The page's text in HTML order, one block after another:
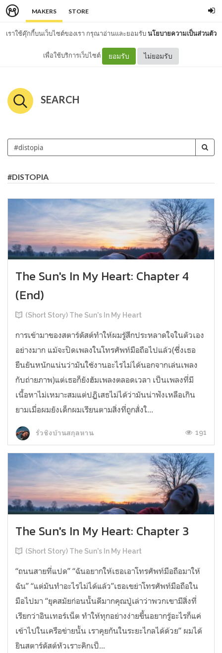
MAKERS STORE
เราใช้คุ๊กกี้บนเว็บไซต์ของเรา กรุณาอ่านและยอมรับนโยบายความเป็นส่วนตัว
เพื่อใช้บริการเว็บไซต์ ยอมรับ ไม่ยอมรับ
SEARCH
#DISTOPIA
The Sun's In My Heart: Chapter 4
(End)
(Short Story) The Sun's In My Heart
การเข้ามาของสตาร์ดัสต์ทำให้ผมรู้สึกประหลาดใจในตัวเอง
อย่างมาก แม้จะปิดเพลงในโทรศัพท์มือถือไปแล้ว(ซึ่งเธอ
ยืนยันหนักแน่นว่ามันใช้งานอะไรไม่ได้นอกจากเล่นเพลง
กับถ่ายภาพ)แต่เธอก็ยังฮัมเพลงตลอดเวลา เป็นเพลงที่มี
เนื้อหาไม่เหมาะสมแต่ปฏิเสธไม่ได้ว่ามันน่าฟังเหลือเกิน
ยามเมื่อผมยังเด็กผมเรียนตามสิ่งที่ถูกสั่งใ...
รั่วชิงบ้านสกุลหาน 191
The Sun's In My Heart: Chapter 3
(Short Story) The Sun's In My Heart
“ถนนสายที่แปด” “ฉันอยากให้เธอเอาโทรศัพท์มือถือมาให้
ฉัน” “แต่มันทำอะไรไม่ได้แล้ว”เธอเขย่าโทรศัพท์มือถือใน
มือไปมา “ยุคสมัยก่อนนั้นดีมากคุณปู่เล่าว่าพวกเขามีสิ่งที่
เรียกว่าอินเทอร์เน็ต ทำให้ทุกอย่างง่ายขึ้นอยากรู้อะไรก็แค่
เข้าไปในเครือข่ายนั้น เราคุยกันในระยะไกลได้ด้วย” ผมได้
ยินสตาร์ดัสต์หัวเราะคิกเป็...